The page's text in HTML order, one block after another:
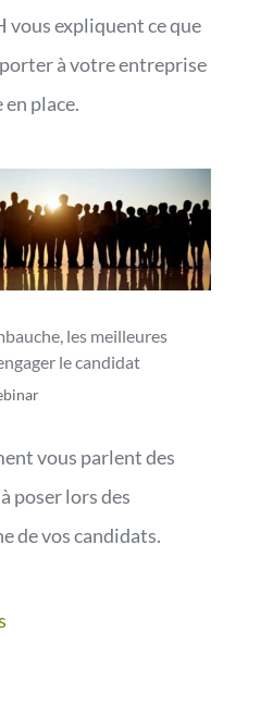
vous expliquent ce que
à votre entreprise
place.
les meilleures
le candidat
vous parlent des
poser lors des
de vos candidats.